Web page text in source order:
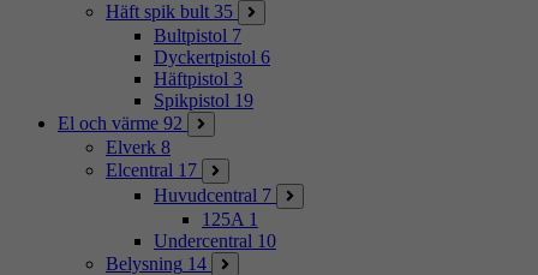
Häft spik bult 35
Bultpistol 7
Dyckertpistol 6
Häftpistol 3
Spikpistol 19
El och värme 92
Elverk 8
Elcentral 17
Huvudcentral 7
125A 1
Undercentral 10
Belysning 14